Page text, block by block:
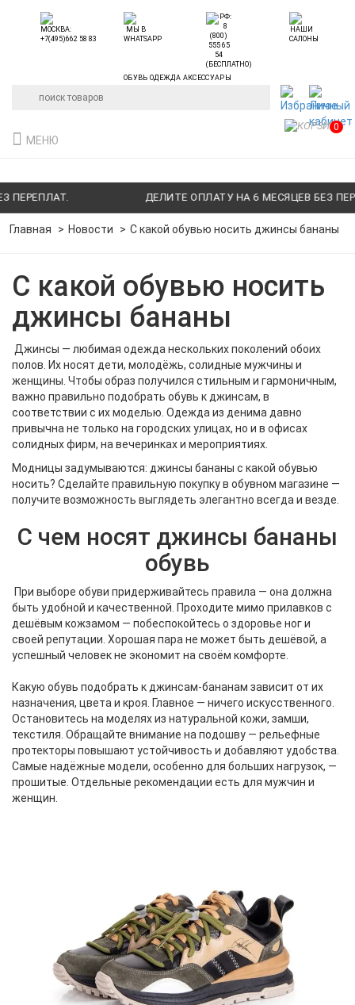
ДЕЛИТЕ ОПЛАТУ НА 6 МЕСЯЦЕВ БЕЗ
ОБУВЬ ОДЕЖДА АКСЕССУАРЫ
МЕНЮ
0
Главная Новости С какой обувью носить джинсы бананы
С какой обувью носить
джинсы бананы
Джинсы — любимая одежда нескольких поколений обоих
полов. Их носят дети, молодёжь, солидные мужчины и
женщины. Чтобы образ получился стильным и гармоничным,
важно правильно подобрать обувь к джинсам, в
соответствии с их моделью. Одежда из денима давно
привычна не только на городских улицах, но и в офисах
солидных фирм, на вечеринках и мероприятиях.
Модницы задумываются: джинсы бананы с какой обувью
носить? Сделайте правильную покупку в обувном магазине —
получите возможность выглядеть элегантно всегда и везде.
С чем носят джинсы бананы
обувь
При выборе обуви придерживайтесь правила — она должна
быть удобной и качественной. Проходите мимо прилавков с
дешёвым кожзамом — побеспокойтесь о здоровье ног и
своей репутации. Хорошая пара не может быть дешёвой, а
успешный человек не экономит на своём комфорте.
Какую обувь подобрать к джинсам-бананам зависит от их
назначения, цвета и кроя. Главное — ничего искусственного.
Остановитесь на моделях из натуральной кожи, замши,
текстиля. Обращайте внимание на подошву — рельефные
протекторы повышают устойчивость и добавляют удобства.
Самые надёжные модели, особенно для больших нагрузок, —
прошитые. Отдельные рекомендации есть для мужчин и
женщин.